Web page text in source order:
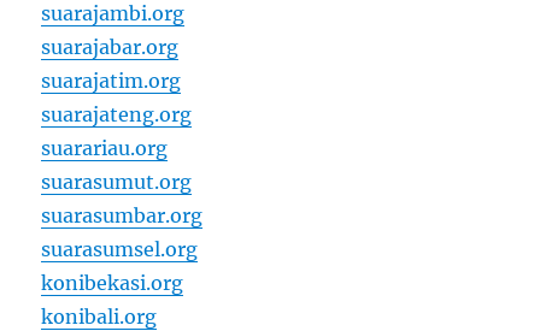
suarajambi.org
suarajabar.org
suarajatim.org
suarajateng.org
suarariau.org
suarasumut.org
suarasumbar.org
suarasumsel.org
konibekasi.org
konibali.org